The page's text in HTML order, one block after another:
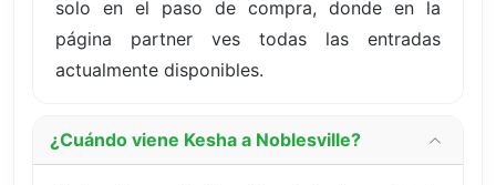
solo en el paso de compra, donde en la
página partner ves todas las entradas
actualmente disponibles.
¿Cuándo viene Kesha a Noblesville?